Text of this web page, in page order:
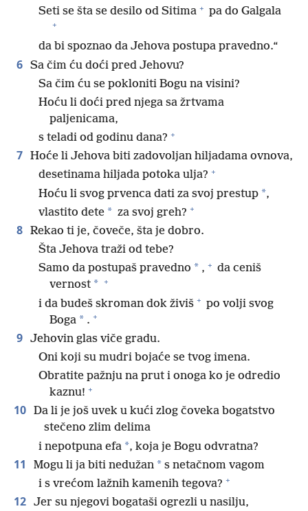
Seti se šta se desilo od Sitima + pa do Galgala
+
da bi spoznao da Jehova postupa pravedno.“
6 Sa čim ću doći pred Jehovu?
Sa čim ću se pokloniti Bogu na visini?
Hoću li doći pred njega sa žrtvama
paljenicama,
s teladi od godinu dana? +
7 Hoće li Jehova biti zadovoljan hiljadama ovnova,
desetinama hiljada potoka ulja? +
Hoću li svog prvenca dati za svoj prestup *,
vlastito dete * za svoj greh? +
8 Rekao ti je, čoveče, šta je dobro.
Šta Jehova traži od tebe?
Samo da postupaš pravedno * , + da ceniš
vernost * +
i da budeš skroman dok živiš + po volji svog
Boga * . +
9 Jehovin glas viče gradu.
Oni koji su mudri bojaće se tvog imena.
Obratite pažnju na prut i onoga ko je odredio
kaznu! +
10 Da li je još uvek u kući zlog čoveka bogatstvo
stečeno zlim delima
i nepotpuna efa *, koja je Bogu odvratna?
11 Mogu li ja biti nedužan * s netačnom vagom
i s vrećom lažnih kamenih tegova? +
12 Jer su njegovi bogataši ogrezli u nasilju,